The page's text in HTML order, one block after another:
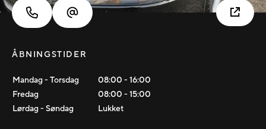
ÅBNINGSTIDER
Mandag - Torsdag 08:00 -16:00
Fredag
08:00 -15:00
Lørdag - Søndag
Lukket